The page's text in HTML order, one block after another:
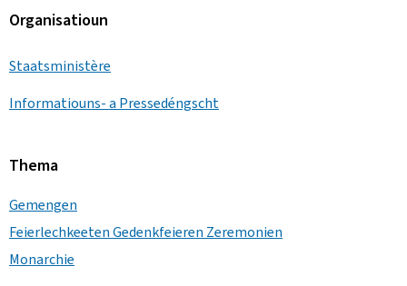
Organisatioun
Staatsministère
Informatiouns- a Pressedéngscht
Thema
Gemengen
Feierlechkeeten Gedenkfeieren Zeremonien
Monarchie